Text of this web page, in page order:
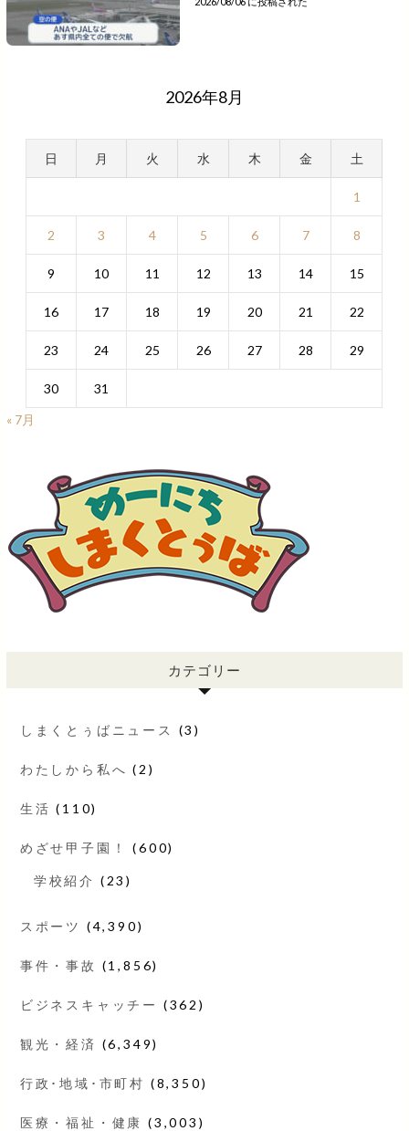
2026年8月
日 月 火 水 木 金 土
1
2 3 4 5 6 7 8
9 10 11 12 13 14 15
16 17 18 19 20 21 22
23 24 25 26 27 28 29
30
31
« 7月
カテゴリー
しまくとぅばニュース (3)
わたしから私へ (2)
生活 (110)
めざせ甲子園！ (600)
学校紹介 (23)
スポーツ (4,390)
事件・事故 (1,856)
ビジネスキャッチー (362)
観光・経済 (6,349)
行政･地域･市町村 (8,350)
医療・福祉・健康 (3,003)